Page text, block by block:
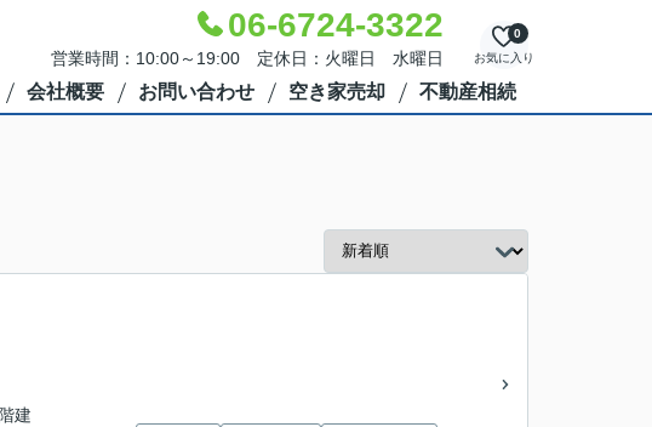
06-6724-3322
営業時間：10:00～19:00 定休日：火曜日 水曜日 お気に入り
0
会社概要 お問い合わせ 空き家売却 不動産相続
建